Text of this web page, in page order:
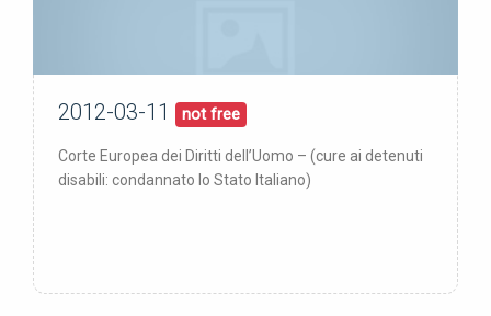
pubblicata:11/03/12
2012-03-11 not free
Corte Europea dei Diritti dell’Uomo – (cure ai detenuti
disabili: condannato lo Stato Italiano)